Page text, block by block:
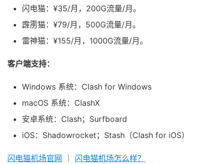
闪电猫：¥35/月，200G流量/月。
霹雳猫：¥79/月，500G流量/月。
雷神猫：¥155/月，1000G流量/月。
客户端支持：
Windows 系统：Clash for Windows
macOS 系统：ClashX
安卓系统：Clash；Surfboard
iOS：Shadowrocket；Stash（Clash for iOS）
闪电猫机场官网 闪电猫机场怎么样？